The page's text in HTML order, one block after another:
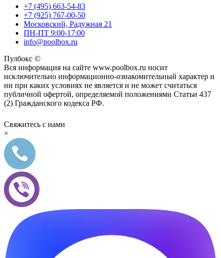
+7 (495) 663-54-83
+7 (925) 767-00-50
Московский, Радужная 21
ПН-ПТ 9:00-17:00
info@poolbox.ru
Пулбокс ©
Вся информация на сайте www.poolbox.ru носит
исключительно информационно-ознакомительный характер и
ни при каких условиях не является и не может считаться
публичной офертой, определяемой положениями Статьи 437
(2) Гражданского кодекса РФ.
Свяжитесь с нами
×